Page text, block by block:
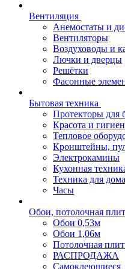
Вентиляция
Анемостаты и
Вентиляторы
Воздуховоды и
Лючки и дверцы
Решётки
Фасонные
Бытовая техника
Протекторы для
Красота и
Тепловое
Кронштейны,
Электрокамины
Кухонная
Техника для дома
Часы
Обои, потолочная
Обои 0,53м
Обои 1,06м
Потолочная
РАСПРОДАЖА
Самоклеющиеся